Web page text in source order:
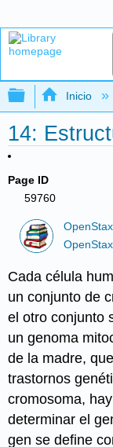
Inicio
14:
Page ID
59760
OpenStax
OpenStax
Cada célula
un conjunto de
el otro conjunto
un genoma
de la madre,
trastornos
cromosoma,
determinar el
gen se define